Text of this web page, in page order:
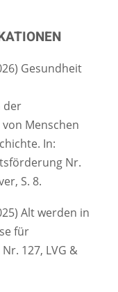
Gesundheit
der
Menschen
In:
Nr.
S. 8.
Alt werden in
für
127, LVG &